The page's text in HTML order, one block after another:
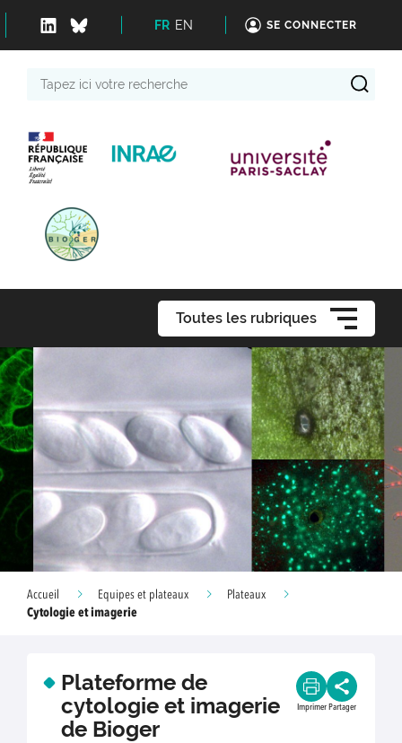
FR EN SE CONNECTER
Toutes les rubriques
Accueil Equipes et plateaux
Plateaux
Cytologie et imagerie
Plateforme de
cytologie et imagerie
de Bioger
Imprimer Partager